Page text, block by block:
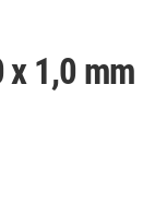
x 1,0 mm